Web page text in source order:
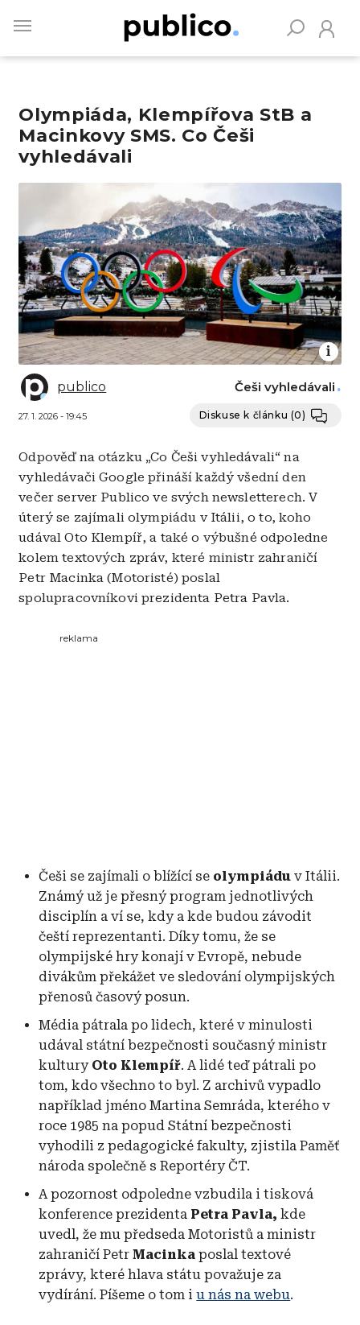
main
Olympiáda, Klempířova StB a
Macinkovy SMS. Co Češi
vyhledávali
Obrázek
publico
27. 1. 2026 - 19:45
Češi vyhledávali
Diskuse k článku (0)
Odpověď na otázku „Co Češi vyhledávali“ na
vyhledávači Google přináší každý všední den
večer server Publico ve svých newsletterech. V
úterý se zajímali olympiádu v Itálii, o to, koho
udával Oto Klempíř, a také o výbušné odpoledne
kolem textových zpráv, které ministr zahraničí
Petr Macinka (Motoristé) poslal
spolupracovníkovi prezidenta Petra Pavla.
reklama
Češi se zajímali o blížící se olympiáduv Itálii.
Známý už je přesný program jednotlivých
disciplín a ví se, kdy a kde budou závodit
čeští reprezentanti. Díky tomu, že se
olympijské hry konají v Evropě, nebude
divákům překážet ve sledování olympijských
přenosů časový posun.
Média pátrala po lidech, které v minulosti
udával státní bezpečnosti současný ministr
kulturyOto Klempíř. A lidé teď pátrali po
tom, kdo všechno to byl. Z archivů vypadlo
například jméno Martina Semráda, kterého v
roce 1985 na popud Státní bezpečnosti
vyhodili z pedagogické fakulty, zjistila Paměť
národa společně s Reportéry ČT.
A pozornost odpoledne vzbudila i tisková
konference prezidenta Petra Pavla, kde
uvedl, že mu předseda Motoristů a ministr
zahraničí Petr Macinka poslal textové
zprávy, které hlava státu považuje za
vydírání. Píšeme o tom iu nás na webu.
Vyhledávejte na Publiku